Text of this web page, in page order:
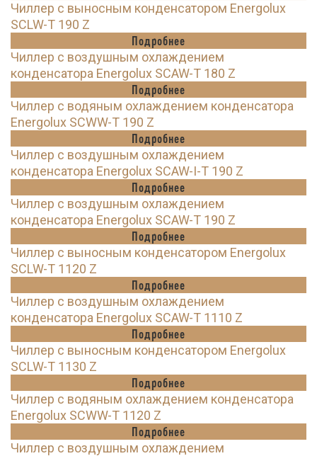
Чиллер с выносным конденсатором Energolux
SCLW-T 190 Z
Подробнее
Чиллер с воздушным охлаждением
конденсатора Energolux SCAW-T 180 Z
Подробнее
Чиллер с водяным охлаждением конденсатора
Energolux SCWW-T 190 Z
Подробнее
Чиллер с воздушным охлаждением
конденсатора Energolux SCAW-I-T 190 Z
Подробнее
Чиллер с воздушным охлаждением
конденсатора Energolux SCAW-T 190 Z
Подробнее
Чиллер с выносным конденсатором Energolux
SCLW-T 1120 Z
Подробнее
Чиллер с воздушным охлаждением
конденсатора Energolux SCAW-T 1110 Z
Подробнее
Чиллер с выносным конденсатором Energolux
SCLW-T 1130 Z
Подробнее
Чиллер с водяным охлаждением конденсатора
Energolux SCWW-T 1120 Z
Подробнее
Чиллер с воздушным охлаждением